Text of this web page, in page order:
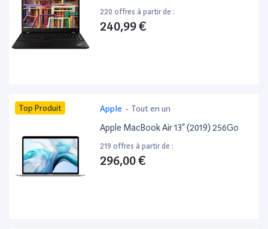
220 offres à partir de :
240,99 €
Top Produit Apple - Tout en un
Apple MacBook Air 13” (2019) 256Go
219 offres à partir de :
296,00 €